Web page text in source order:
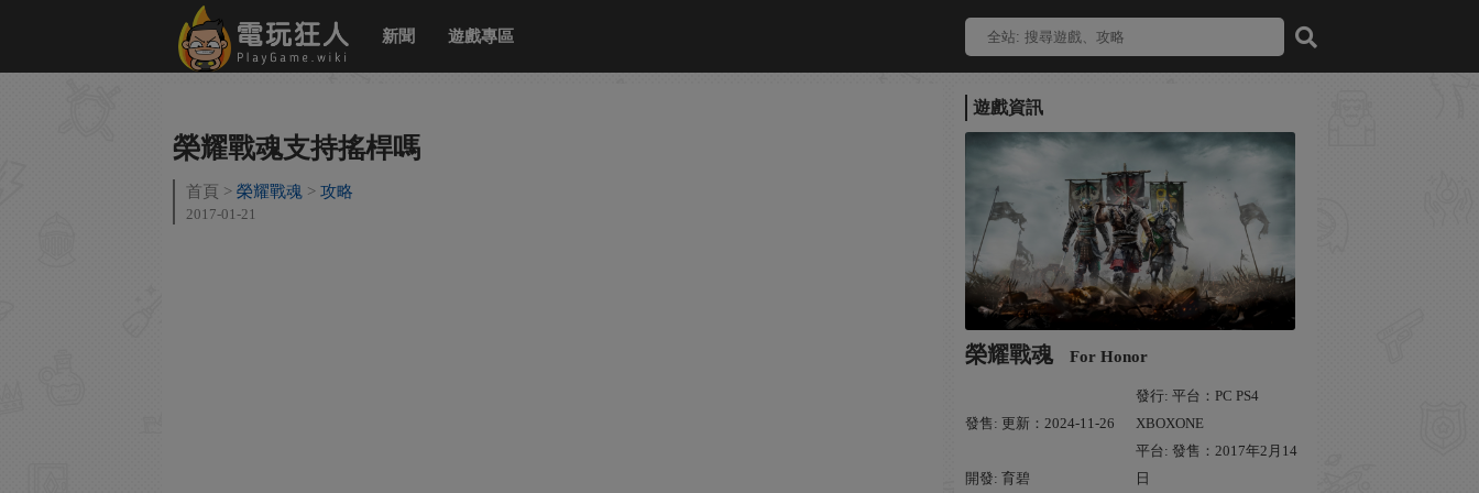
新聞 遊戲專區
遊戲資訊
榮耀戰魂 For Honor
發售: 更新：2024-11-26
發行: 平台：PC PS4
XBOXONE
開發: 育碧
平台: 發售：2017年2月14
日
榮耀戰魂支持搖桿嗎
首頁 榮耀戰魂 攻略
2017-01-21